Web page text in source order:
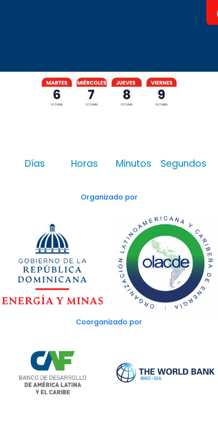
Días Horas Minutos Segundos
Organizado por
Coorganizado por